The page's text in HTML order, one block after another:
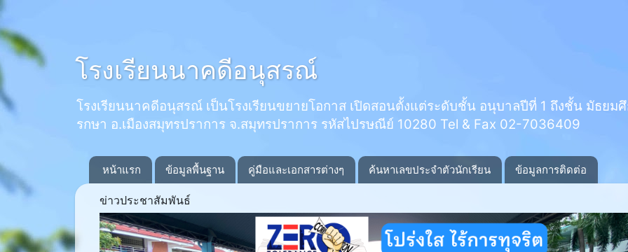
โรงเรียนนาคดีอนุสรณ์
โรงเรียนนาคดีอนุสรณ์ เป็นโรงเรียนขยายโอกาส เปิดสอนตั้งแต่ระดับชั้น อนุบาลปีที่ 1 ถึงชั้น มัธยม
รกษา อ.เมืองสมุทรปราการ จ.สมุทรปราการ รหัสไปรษณีย์ 10280 Tel & Fax 02-7036409
หน้าแรก ข้อมูลพื้นฐาน คู่มือและเอกสารต่างๆ ค้นหาเลขประจำตัวนักเรียน ข้อมูลการติดต่อ
ข่าวประชาสัมพันธ์